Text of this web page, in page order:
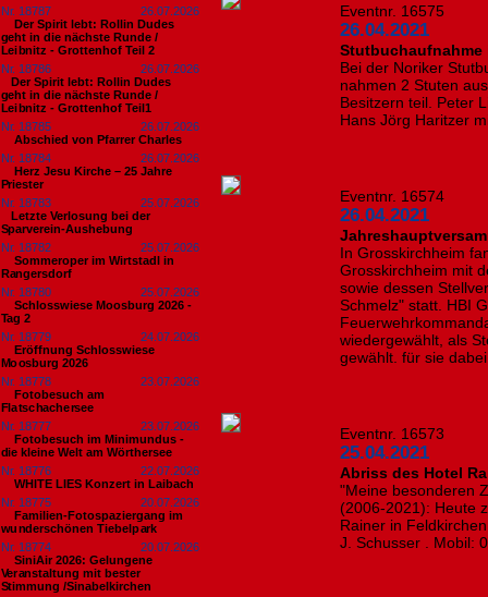
Nr. 18787
26.07.2026
Der Spirit lebt: Rollin Dudes
geht in die nächste Runde /
Leibnitz - Grottenhof Teil 2
Nr. 18786
26.07.2026
​Der Spirit lebt: Rollin Dudes
geht in die nächste Runde /
Leibnitz - Grottenhof Teil1
Nr. 18785
26.07.2026
Abschied von Pfarrer Charles
Nr. 18784
26.07.2026
Herz Jesu Kirche – 25 Jahre
Priester
Nr. 18783
25.07.2026
​Letzte Verlosung bei der
Sparverein-Aushebung
Nr. 18782
25.07.2026
Sommeroper im Wirtstadl in
Rangersdorf
Nr. 18780
25.07.2026
Schlosswiese Moosburg 2026 -
Tag 2
Nr. 18779
24.07.2026
Eröffnung Schlosswiese
Moosburg 2026
Nr. 18778
23.07.2026
Fotobesuch am
Flatschachersee
Nr. 18777
23.07.2026
Fotobesuch im Minimundus -
die kleine Welt am Wörthersee
Nr. 18776
22.07.2026
WHITE LIES Konzert in Laibach
Nr. 18775
20.07.2026
Familien-Fotospaziergang im
wunderschönen Tiebelpark
Nr. 18774
20.07.2026
SiniAir 2026: Gelungene
Veranstaltung mit bester
Stimmung /Sinabelkirchen
Eventnr. 16575
26.04.2021
Bei der Noriker
nahmen 2 Stuten
Besitzern teil. Peter
Hans Jörg Haritzer
Eventnr. 16574
26.04.2021
In Grosskirchheim
Grosskirchheim mit
sowie dessen
Schmelz" statt. HBI
wiedergewählt, als
gewählt. für sie
Eventnr. 16573
25.04.2021
Abriss des Hotel
"Meine besonderen
(2006-2021): Heute
Rainer in
J. Schusser . Mobil: